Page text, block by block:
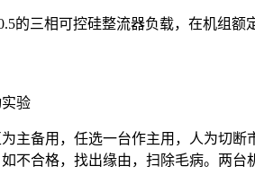
的三相可控硅整流器负载，在机组
验
主备用，任选一台作主用，人为切
不合格，找出缘由，扫除毛病。两